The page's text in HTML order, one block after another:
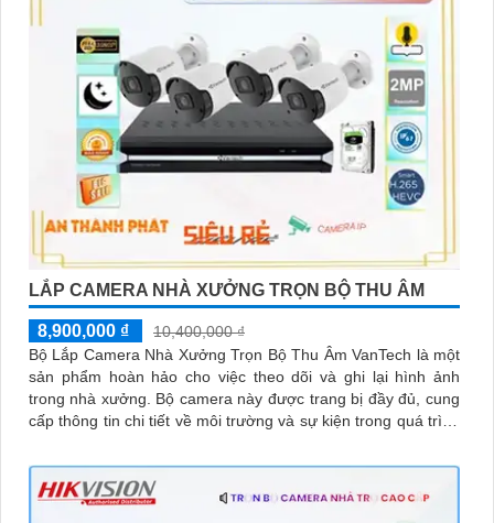
LẮP CAMERA NHÀ XƯỞNG TRỌN BỘ THU ÂM
8,900,000 ₫
10,400,000 ₫
Bộ Lắp Camera Nhà Xưởng Trọn Bộ Thu Âm VanTech là một
sản phẩm hoàn hảo cho việc theo dõi và ghi lại hình ảnh
trong nhà xưởng. Bộ camera này được trang bị đầy đủ, cung
cấp thông tin chi tiết về môi trường và sự kiện trong quá trình